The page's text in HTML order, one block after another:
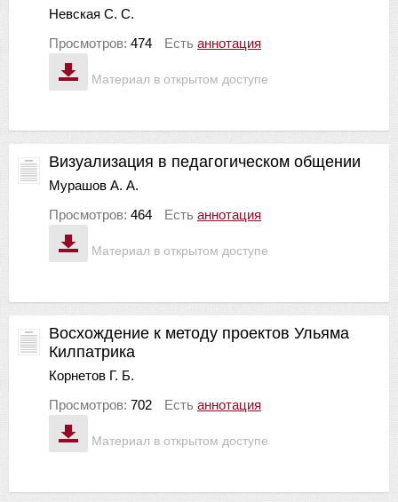
Материал в открытом доступе
Невская С. С.
Просмотров: 474 Есть аннотация
Материал в открытом доступе
Визуализация в педагогическом общении
Мурашов А. А.
Просмотров: 464 Есть аннотация
Материал в открытом доступе
Восхождение к методу проектов Ульяма
Килпатрика
Корнетов Г. Б.
Просмотров: 702 Есть аннотация